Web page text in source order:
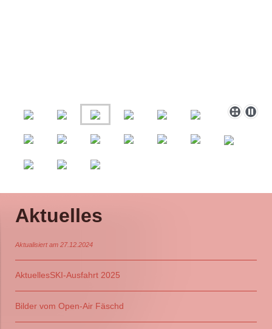
Aktuelles
Aktualisiert am 27.12.2024
AktuellesSKI-Ausfahrt 2025
Bilder vom Open-Air Fäschd